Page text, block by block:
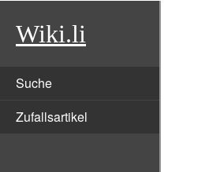
Wiki.li
Suche
Zufallsartikel